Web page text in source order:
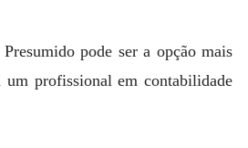
pode ser a opção mais
um profissional em contabilidade